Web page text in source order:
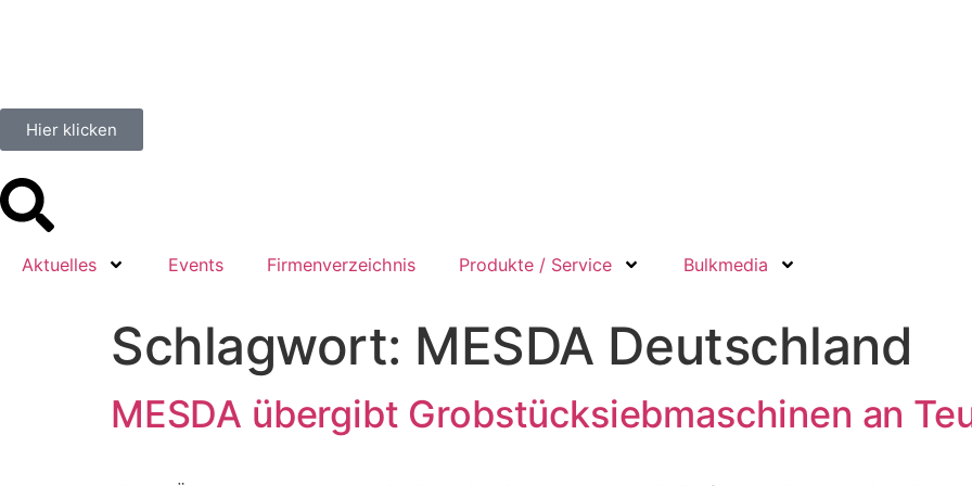
Hier klicken
Aktuelles Events Firmenverzeichnis Produkte / Service Bulkmedia
Schlagwort: MESDA Deutschland
MESDA übergibt Grobstücksiebmaschinen an